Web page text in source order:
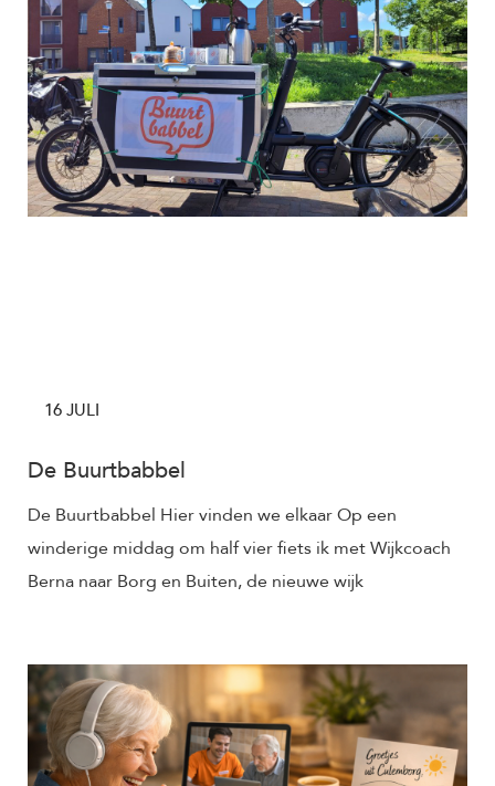
De Buurtbabbel
16 JULI
De Buurtbabbel Hier vinden we elkaar Op een
winderige middag om half vier fiets ik met Wijkcoach
Berna naar Borg en Buiten, de nieuwe wijk